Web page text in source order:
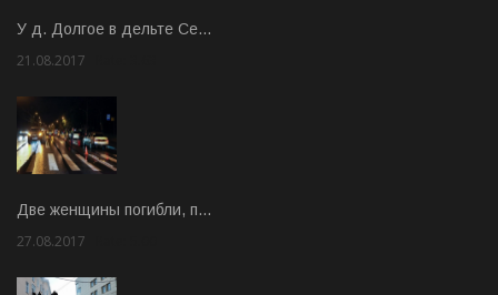
У д. Долгое в дельте Се…
21.08.2017
Две женщины погибли, п…
27.08.2017